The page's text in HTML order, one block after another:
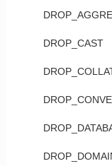
DROP_CAST